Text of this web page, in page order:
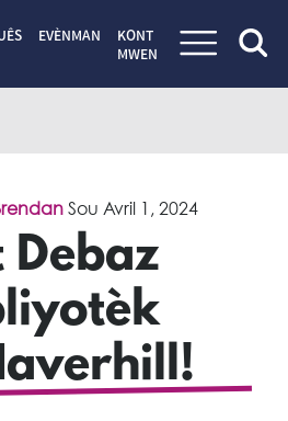
EVÈNMAN
KONT
MWEN
Sou Avril 1, 2024
Debaz